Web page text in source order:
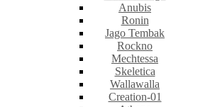
Anubis
Ronin
Jago Tembak
Rockno
Mechtessa
Skeletica
Wallawalla
Creation-01